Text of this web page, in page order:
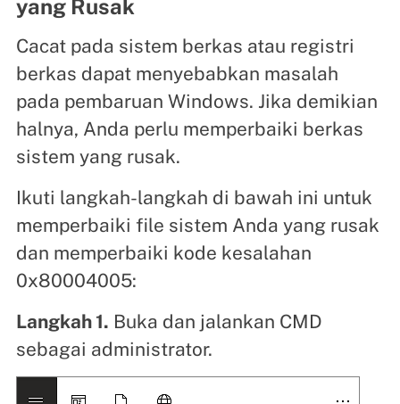
yang Rusak
Cacat pada sistem berkas atau registri
berkas dapat menyebabkan masalah
pada pembaruan Windows. Jika demikian
halnya, Anda perlu memperbaiki berkas
sistem yang rusak.
Ikuti langkah-langkah di bawah ini untuk
memperbaiki file sistem Anda yang rusak
dan memperbaiki kode kesalahan
0x80004005:
Langkah 1. Buka dan jalankan CMD
sebagai administrator.